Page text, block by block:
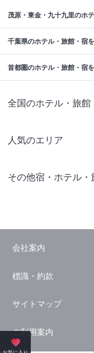
茂原・東金・九十九里のホ
千葉県のホテル・旅館・宿
首都圏のホテル・旅館・宿
全国のホテル・旅館
人気のエリア
仙台 ホテル
東京ドーム ホテル
横浜 ホテル
熱海 ホテル
京都 ホテル
その他宿・ホテル・
国内観光ガイド
旅行・観光情報
会社案内
標識・約款
サイトマップ
ご利用案内